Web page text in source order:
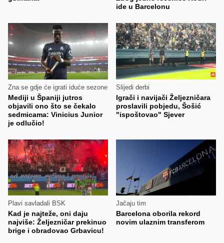
ide u Barcelonu
Zna se gdje će igrati iduće sezone
Mediji u Španiji jutros
objavili ono što se čekalo
sedmicama: Vinicius Junior
je odlučio!
Slijedi derbi
Igrači i navijači Željezničara
proslavili pobjedu, Šošić
"ispoštovao" Sjever
Plavi savladali BSK
Kad je najteže, oni daju
najviše: Željezničar prekinuo
brige i obradovao Grbavicu!
Jačaju tim
Barcelona oborila rekord
novim ulaznim transferom